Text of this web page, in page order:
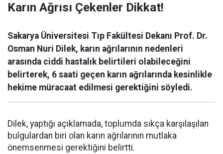
Karın Ağrısı Çekenler Dikkat!
Sakarya Üniversitesi Tıp Fakültesi Dekanı Prof. Dr.
Osman Nuri Dilek, karın ağrılarının nedenleri
arasında ciddi hastalık belirtileri olabileceğini
belirterek, 6 saati geçen karın ağrılarında kesinlikle
hekime müracaat edilmesi gerektiğini söyledi.
Dilek, yaptığı açıklamada, toplumda sıkça karşılaşılan
bulgulardan biri olan karın ağrılarının mutlaka
önemsenmesi gerektiğini belirtti.